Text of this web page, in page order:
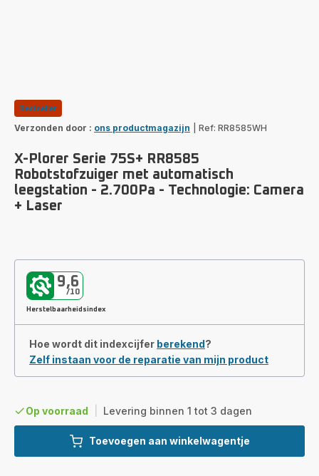
Bestseller
Verzonden door : ons productmagazijn Ref: RR8585WH
X-Plorer Serie 75S+ RR8585
Robotstofzuiger met automatisch
leegstation - 2.700Pa - Technologie: Camera
+ Laser
9,6
/10
Herstelbaarheidsindex
Hoe wordt dit indexcijfer berekend?
Zelf instaan voor de reparatie van mijn product
Op voorraad Levering binnen 1 tot 3 dagen
Toevoegen aan winkelwagentje